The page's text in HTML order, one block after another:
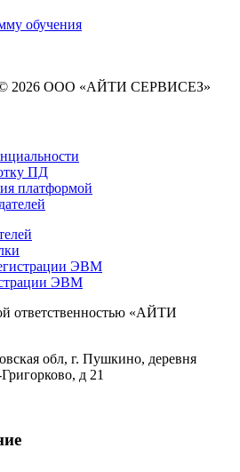
обучения
2026 ООО «АЙТИ СЕРВИСЕЗ»
ПД
платформой
ЭВМ
ЭВМ
ответственностью «АЙТИ
обл, г. Пушкино, деревня
д 21